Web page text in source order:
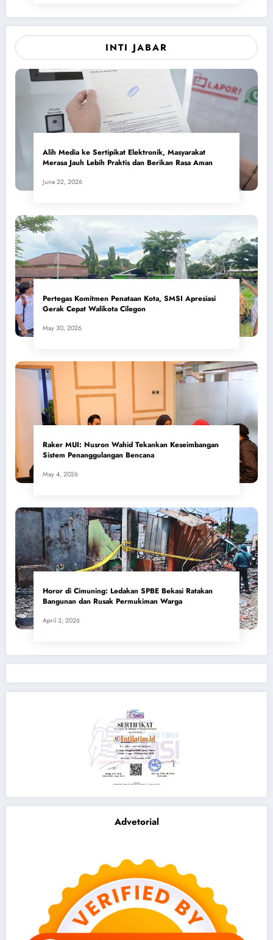
INTI JABAR
Alih Media ke Sertipikat Elektronik, Masyarakat
Merasa Jauh Lebih Praktis dan Berikan Rasa Aman
June 22, 2026
Pertegas Komitmen Penataan Kota, SMSI Apresiasi
Gerak Cepat Walikota Cilegon
May 30, 2026
​Raker MUI: Nusron Wahid Tekankan Keseimbangan
Sistem Penanggulangan Bencana
May 4, 2026
Horor di Cimuning: Ledakan SPBE Bekasi Ratakan
Bangunan dan Rusak Permukiman Warga
April 3, 2026
Advetorial